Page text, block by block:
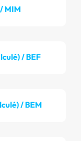
MIM
/ BEF
/ BEM